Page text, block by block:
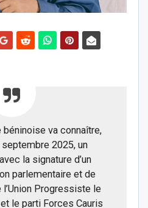
va connaître,
2025, un
la signature d’un
parlementaire et de
Progressiste le
le parti Forces Cauris